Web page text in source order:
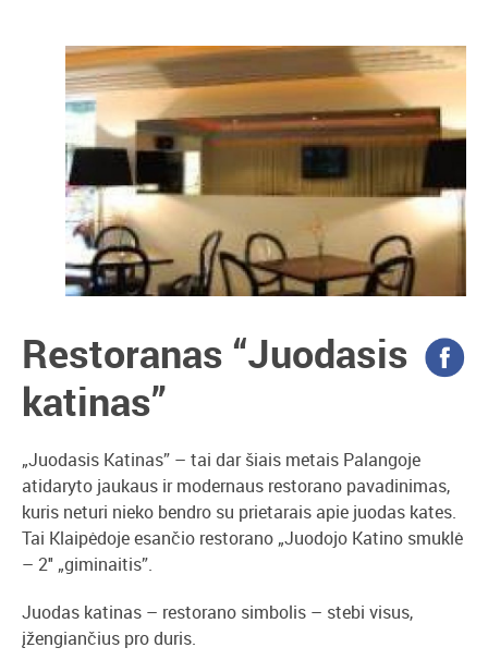
Restoranas “Juodasis
katinas”
„Juodasis Katinas” – tai dar šiais metais Palangoje
atidaryto jaukaus ir modernaus restorano pavadinimas,
kuris neturi nieko bendro su prietarais apie juodas kates.
Tai Klaipėdoje esančio restorano „Juodojo Katino smuklė
– 2″ „giminaitis”.
Juodas katinas – restorano simbolis – stebi visus,
įžengiančius pro duris.